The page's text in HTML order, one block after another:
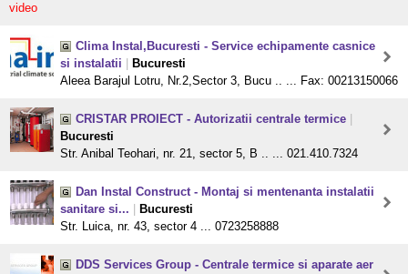
video
Clima Instal,Bucuresti - Service echipamente casnice
si instalatii
Bucuresti
Aleea Barajul Lotru, Nr.2,Sector 3, Bucu .. ... Fax: 00213150066
CRISTAR PROIECT - Autorizatii centrale termice
Bucuresti
Str. Anibal Teohari, nr. 21, sector 5, B .. ... 021.410.7324
Dan Instal Construct - Montaj si mentenanta instalatii
sanitare si...
Bucuresti
Str. Luica, nr. 43, sector 4 ... 0723258888
DDS Services Group - Centrale termice si aparate aer